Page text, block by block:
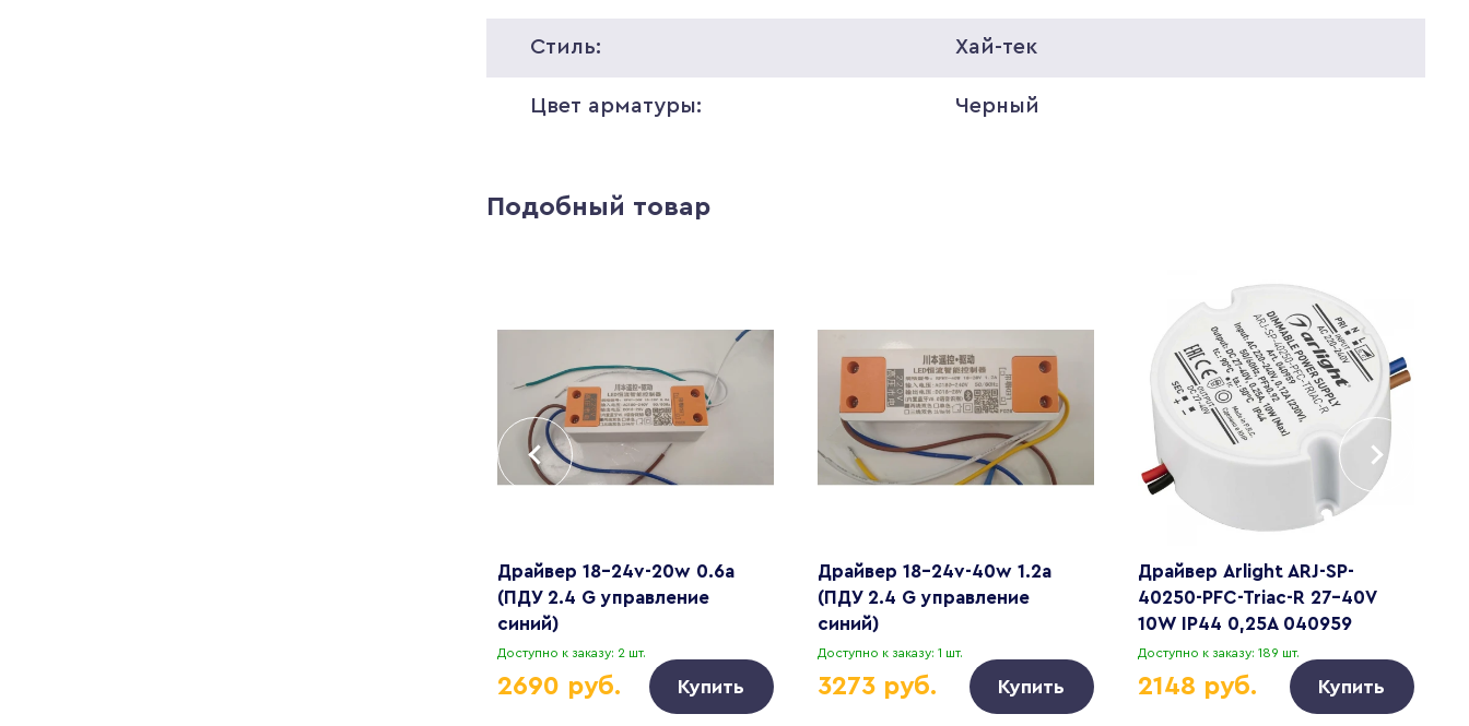
Стиль: Хай-тек
Цвет арматуры: Черный
Подобный товар
Драйвер 18-24v-20w 0.6a
(ПДУ 2.4 G управление
синий)
Доступно к заказу: 2 шт.
2690 руб. Купить
Драйвер 18-24v-40w 1.2a
(ПДУ 2.4 G управление
синий)
Доступно к заказу: 1 шт.
3273 руб. Купить
Драйвер Arlight ARJ-SP-
40250-PFC-Triac-R 27-40V
10W IP44 0,25A 040959
Доступно к заказу: 189 шт.
2148 руб. Купить